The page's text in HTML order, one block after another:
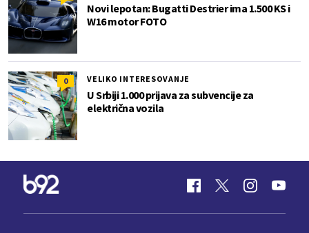
Novi lepotan: Bugatti Destrier ima 1.500 KS i
W16 motor FOTO
0 VELIKO INTERESOVANJE
U Srbiji 1.000 prijava za subvencije za
električna vozila